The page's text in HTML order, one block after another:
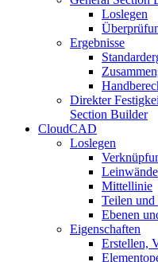
Loslegen
Ergebnisse
Direkter
Section Builder
CloudCAD
Loslegen
Leinwände
Mittellinie
Teilen und
Ebenen
Eigenschaften
Erstellen,